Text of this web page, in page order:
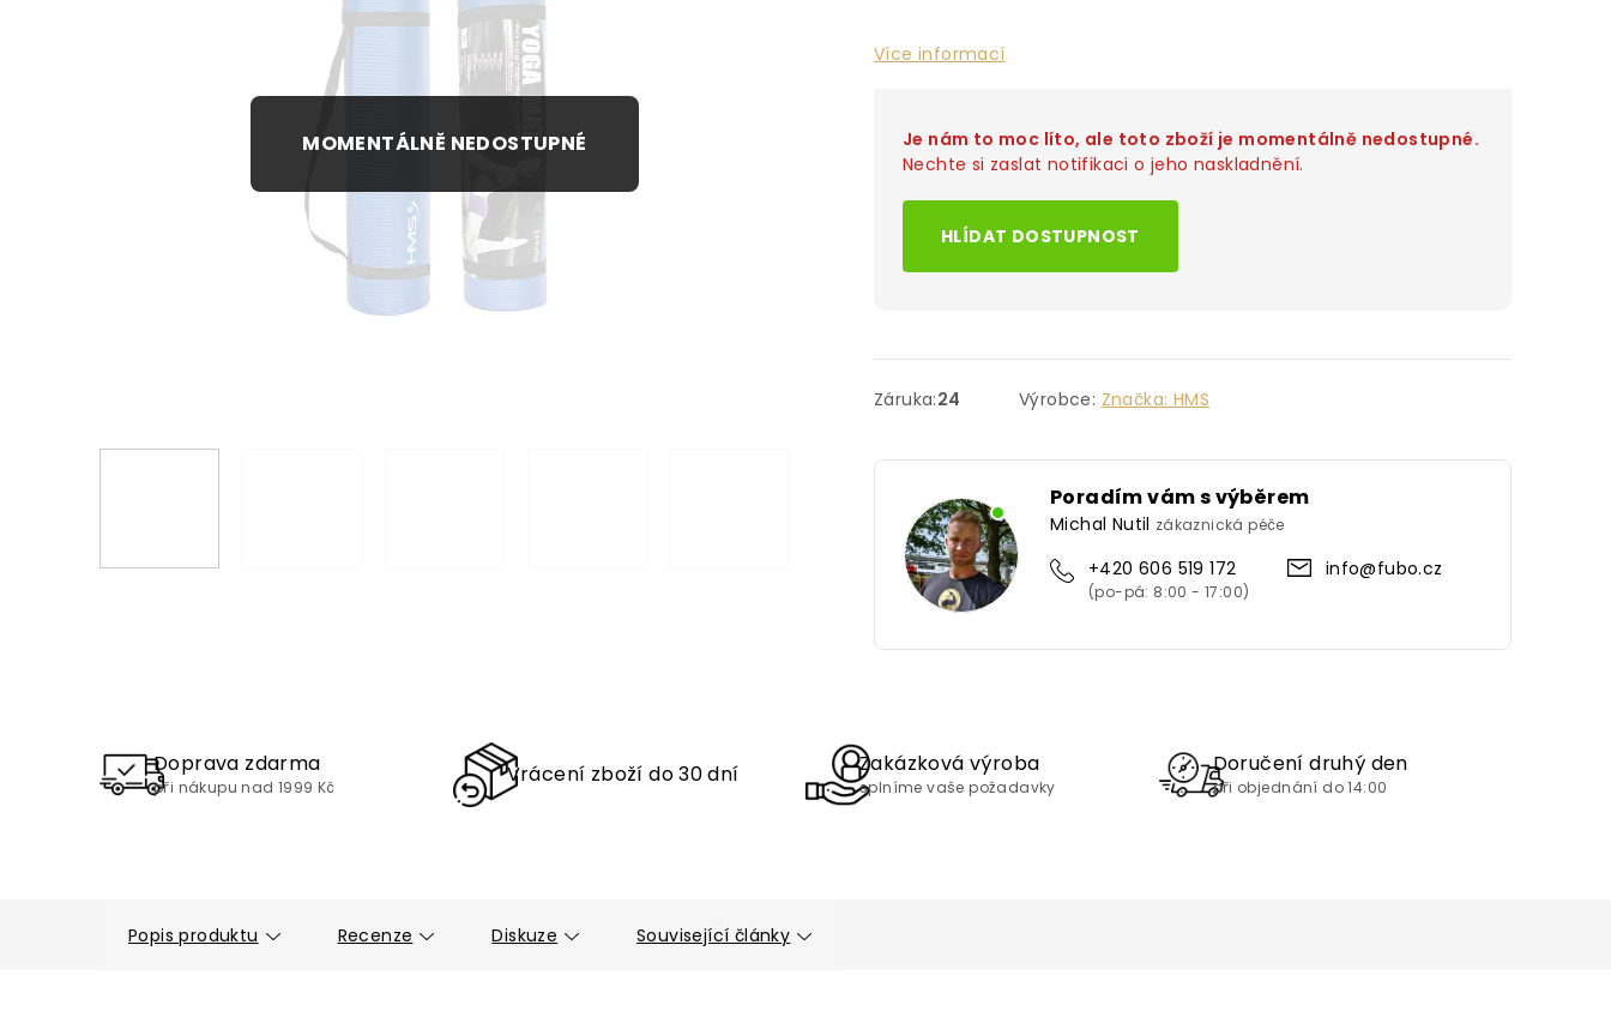
Více informací
Je nám to moc líto, ale toto zboží je momentálně nedostupné.
Nechte si zaslat notifikaci o jeho naskladnění.
HLÍDAT DOSTUPNOST
Záruka:24 Výrobce: Značka: HMS
Poradím vám s výběrem
Michal Nutil zákaznická péče
+420 606 519 172 info@fubo.cz
Doprava zdarma
při nákupu nad 1999 Kč Vrácení zboží do 30 dní Zakázková výroba
splníme vaše požadavky
Doručení druhý den
při objednání do 14:00
Popis produktu Recenze Diskuze Související články